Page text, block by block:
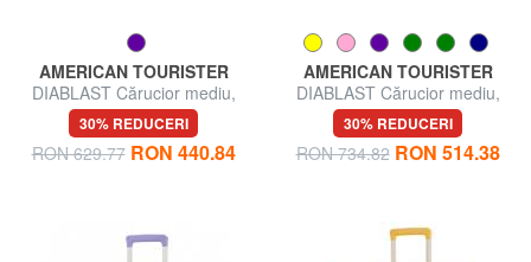
AMERICAN TOURISTER
DIABLAST Cărucior mediu,
extensibil, cu încuietoare TSA
30% REDUCERI
RON 629.77 RON 440.84
AMERICAN TOURISTER
DIABLAST Cărucior mediu,
extensibil, cu încuietoare TSA
30% REDUCERI
RON 734.82 RON 514.38